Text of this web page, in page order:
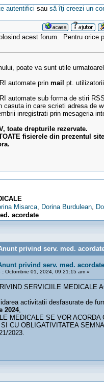
autentifici sau să îţi creezi un
acest forum. Pentru orice
poate va sunt utile
automate prinmail pt.
automate sub forma de stiri
casuta in care scrieti adresa de
inregistrati prin mesageria
toate drepturile rezervate.
fisierele din prezentul
Misarca, Dorina Burdulean,
acordate
privind serv. med.
privind serv. med. acordate
:Octombrie 01, 2024, 09:21:15 am »
SERVICIILE MEDICALE
activitatii desfasurate de
2024,
MEDICALE SE VOR
SI CU OBLIGATIVITATEA
2023.